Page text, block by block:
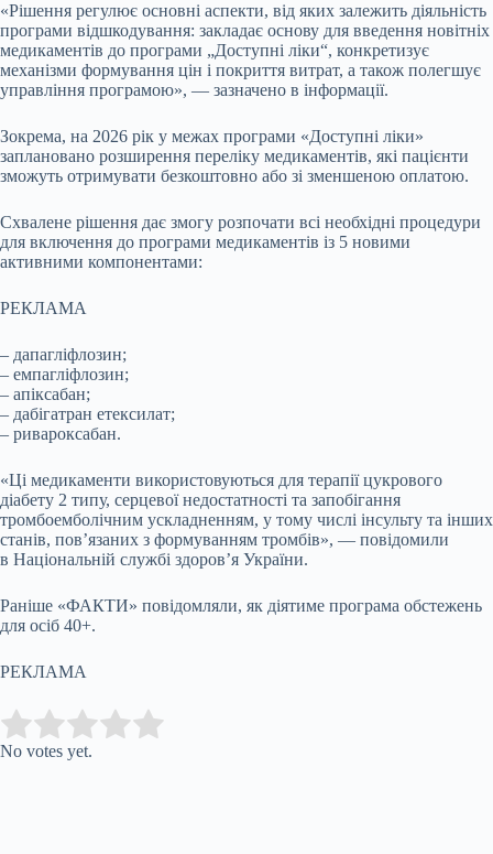
«Рішення регулює основні аспекти, від яких залежить діяльність
програми відшкодування: закладає основу для введення новітніх
медикаментів до програми „Доступні ліки“, конкретизує
механізми формування цін і покриття витрат, а також полегшує
управління програмою», — зазначено в інформації.
Зокрема, на 2026 рік у межах програми «Доступні ліки»
заплановано розширення переліку медикаментів, які пацієнти
зможуть отримувати безкоштовно або зі зменшеною оплатою.
Схвалене рішення дає змогу розпочати всі необхідні процедури
для включення до програми медикаментів із 5 новими
активними компонентами:
РЕКЛАМА
– дапагліфлозин;
– емпагліфлозин;
– апіксабан;
– дабігатран етексилат;
– ривароксабан.
«Ці медикаменти використовуються для терапії цукрового
діабету 2 типу, серцевої недостатності та запобігання
тромбоемболічним ускладненням, у тому числі інсульту та інших
станів, пов’язаних з формуванням тромбів», — повідомили
в Національній службі здоров’я України.
Раніше «ФАКТИ» повідомляли, як діятиме програма обстежень
для осіб 40+.
РЕКЛАМА
Rate this item:
No votes yet.